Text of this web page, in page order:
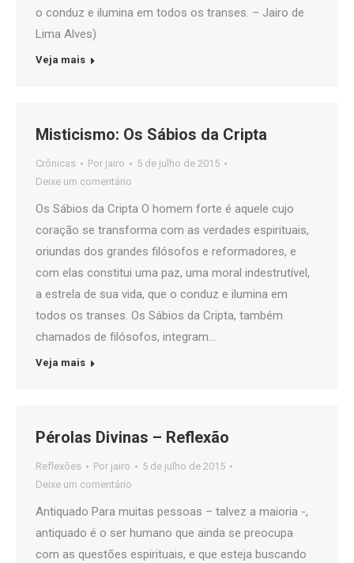
o conduz e ilumina em todos os transes. – Jairo de
Lima Alves)
Veja mais
Misticismo: Os Sábios da Cripta
Crônicas Por jairo
5 de julho de 2015
Deixe um comentário
Os Sábios da Cripta O homem forte é aquele cujo
coração se transforma com as verdades espirituais,
oriundas dos grandes filósofos e reformadores, e
com elas constitui uma paz, uma moral indestrutível,
a estrela de sua vida, que o conduz e ilumina em
todos os transes. Os Sábios da Cripta, também
chamados de filósofos, integram…
Veja mais
Pérolas Divinas – Reflexão
Reflexões Por jairo
5 de julho de 2015
Deixe um comentário
Antiquado Para muitas pessoas – talvez a maioria -,
antiquado é o ser humano que ainda se preocupa
com as questões espirituais, e que esteja buscando